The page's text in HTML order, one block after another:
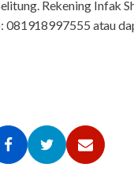
Rekening Infak
atau